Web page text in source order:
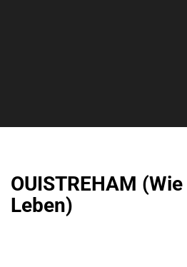
OUISTREHAM
Leben)